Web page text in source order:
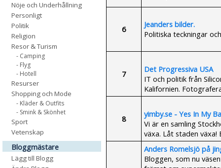
Nöje och Underhållning
Personligt
Politik
Religion
Resor & Turism
- Camping
- Flyg
- Hotell
Resurser
Shopping och Mode
- Kläder & Outfits
- Smink & Skönhet
Sport
Vetenskap
Bloggmästare
Lägg till Blogg
6
Jeanders bilder.
Politiska teckningar
7
Det Progressiva USA
IT och politik från
Kalifornien.
8
yimby.se - Yes In My
Vi är en samling
växa. Låt staden
Anders Romelsjö på
Bloggen, som nu